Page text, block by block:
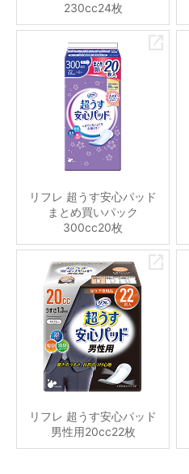
230cc24枚
リフレ 超うす安心パッド
まとめ買いパック
300cc20枚
リフレ 超うす安心パッド
男性用20cc22枚